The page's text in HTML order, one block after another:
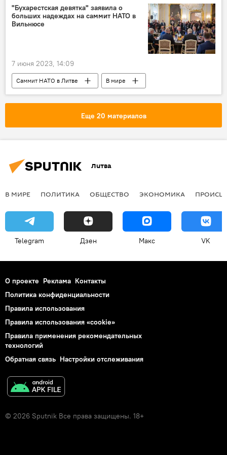
граница
"Бухарестская девятка" заявила о
больших надеждах на саммит НАТО в
Вильнюсе
7 июня 2023, 14:09
Саммит НАТО в Литве
В мире
Литва
НАТО Йенс Столтенберг
Еще 20 материалов
Литва
В МИРЕ ПОЛИТИКА ОБЩЕСТВО ЭКОНОМИКА
Telegram Дзен Макс VK
О проекте Реклама Контакты
Политика конфиденциальности
Правила использования
Правила использования «cookie»
Правила применения рекомендательных
технологий
Обратная связь Настройки отслеживания
© 2026 Sputnik Все права защищены. 18+